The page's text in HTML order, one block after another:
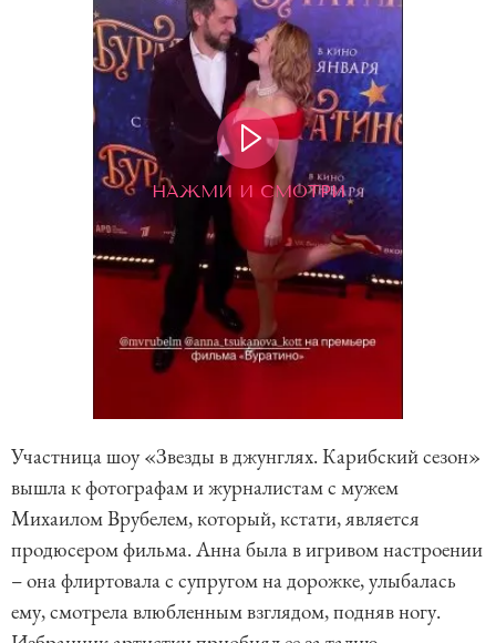
НАЖМИ И СМОТРИ
Участница шоу «Звезды в джунглях. Карибский сезон»
вышла к фотографам и журналистам с мужем
Михаилом Врубелем, который, кстати, является
продюсером фильма. Анна была в игривом настроении
– она флиртовала с супругом на дорожке, улыбалась
ему, смотрела влюбленным взглядом, подняв ногу.